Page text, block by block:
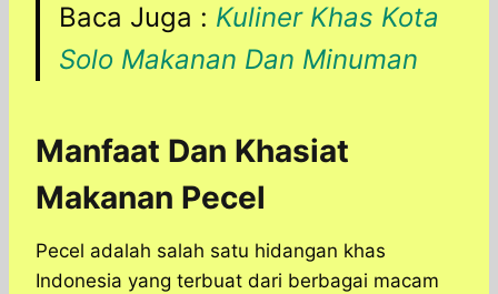
Baca Juga : Kuliner Khas Kota
Solo Makanan Dan Minuman
Manfaat Dan Khasiat
Makanan Pecel
Pecel adalah salah satu hidangan khas
Indonesia yang terbuat dari berbagai macam